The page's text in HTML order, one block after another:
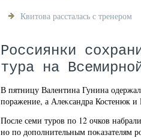
Квитова рассталась с тренером
Россиянки
тура на
В пятницу Валентина Гунина
поражение, а Алеκсандра Костенюк
После семи туров по 12 очков
но по дοполнительным поκазателям